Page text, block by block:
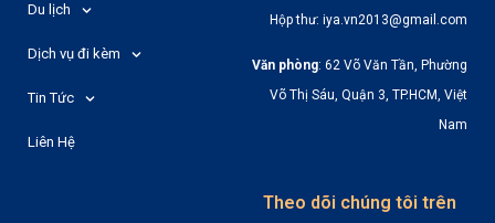
Du lịch
Dịch vụ đi kèm
Tin Tức
Liên Hệ
Hộp thư: iya.vn2013@gmail.com
Văn phòng: 62 Võ Văn Tần, Phường
Võ Thị Sáu, Quận 3, TP.HCM, Việt
Nam
Theo dõi chúng tôi trên